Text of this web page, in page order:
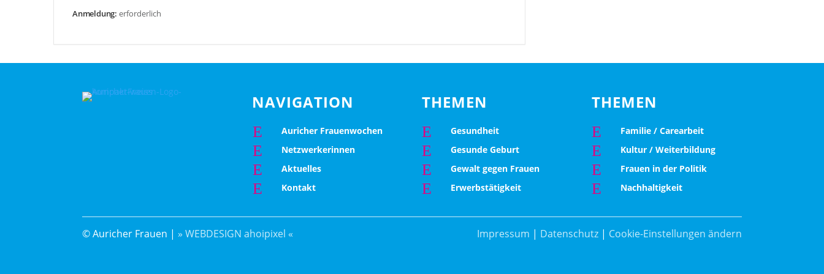
Anmeldung: erforderlich
NAVIGATION
E Auricher Frauenwochen
E Netzwerkerinnen
E Aktuelles
E Kontakt
THEMEN
E Gesundheit
E Gesunde Geburt
E Gewalt gegen Frauen
E Erwerbstätigkeit
THEMEN
E Familie / Carearbeit
E Kultur / Weiterbildung
E Frauen in der Politik
E Nachhaltigkeit
© Auricher Frauen |» WEBDESIGN ahoipixel « Impressum | Datenschutz| Cookie-Einstellungen ändern